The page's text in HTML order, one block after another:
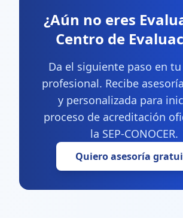
¿Aún no eres
Centro de
Da el siguiente paso en
profesional. Recibe
y personalizada para
proceso de acreditación
la SEP-CONOCER.
Quiero asesoría